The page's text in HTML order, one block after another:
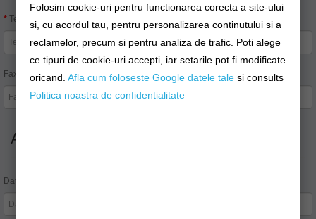
Telefon:
Fax:
Adresa
Date firmă:
Folosim cookie-uri pentru functionarea corecta a site-ului
si, cu acordul tau, pentru personalizarea continutului si a
reclamelor, precum si pentru analiza de trafic. Poti alege
ce tipuri de cookie-uri accepti, iar setarile pot fi modificate
oricand.Afla cum foloseste Google datele tale si consults
Politica noastra de confidentialitate